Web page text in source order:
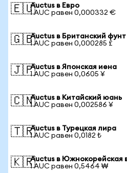
🇪🇺Auctus в Евро
1 AUC равен 0,000332 €
🇬🇧Auctus в Британский
1 AUC равен 0,000285 £
🇯🇵Auctus в Японская иена
1 AUC равен 0,0605 ¥
🇨🇳Auctus в Китайский юань
1 AUC равен 0,002586 ¥
🇹🇷Auctus в Турецкая лира
1 AUC равен 0,0182 ₺
🇰🇷Auctus в Южнокорейская
1 AUC равен 0,5464 ₩